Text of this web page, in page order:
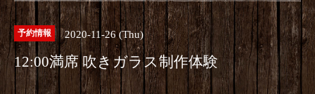
予約情報 2020-11-26 (Thu)
12:00満席 吹きガラス制作体験